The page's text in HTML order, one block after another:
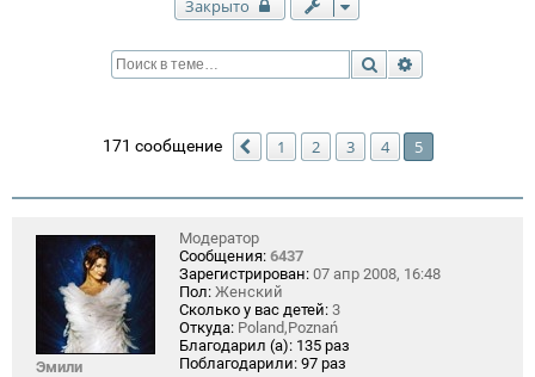
Закрыто
Поиск
171 сообщение Пред.
1 2 3 4 5
Эмили
Модератор
Сообщения: 6437
Зарегистрирован: 07 апр 2008, 16:48
Пол: Женский
Сколько у вас детей: 3
Откуда: Poland,Poznań
Благодарил (а): 135 раз
Поблагодарили: 97 раз